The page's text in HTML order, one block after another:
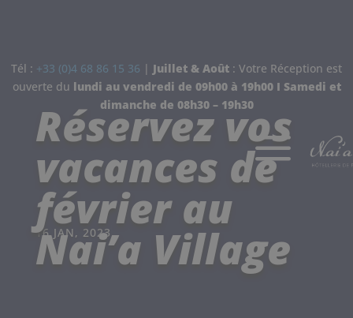
Tél : +33 (0)4 68 86 15 36 | Juillet & Août : Votre Réception est
ouverte du lundi au vendredi de 09h00 à 19h00 I Samedi et
dimanche de 08h30 – 19h30
a
16 JAN, 2023
Réservez vos
vacances de
février au
Nai’a Village